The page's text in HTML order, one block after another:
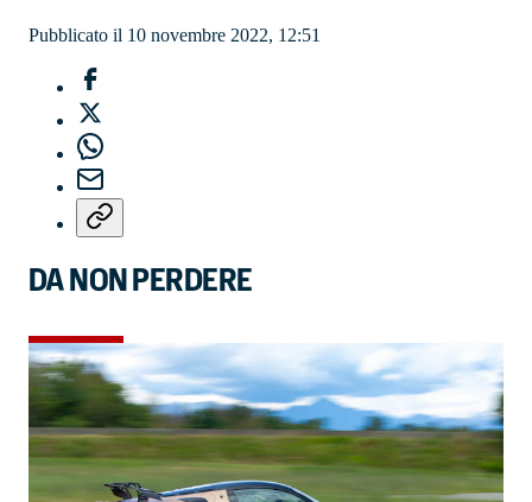
Pubblicato il 10 novembre 2022, 12:51
DA NON PERDERE